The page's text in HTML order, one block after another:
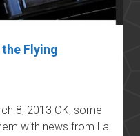
Flying
8, 2013 OK, some
with news from La